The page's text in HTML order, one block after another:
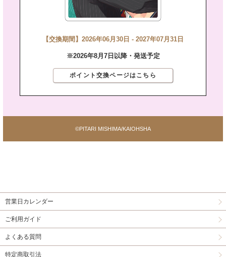
【交換期間】2026年06月30日 - 2027年07月31日
※2026年8月7日以降・発送予定
ポイント交換ページはこちら
©PITARI MISHIMA/KAIOHSHA
営業日カレンダー
ご利用ガイド
よくある質問
特定商取引法